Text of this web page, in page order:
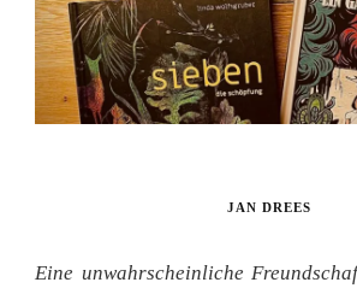
JAN DREES
Eine unwahrscheinliche